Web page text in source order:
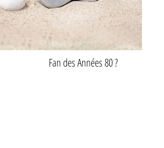
Fan des Années 80 ?